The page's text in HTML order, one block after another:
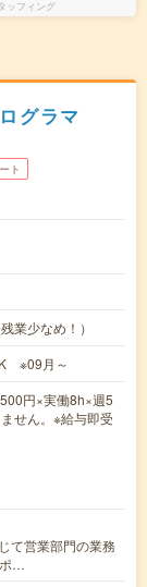
ッフィング
グラマ
ト
業少なめ！）
※09月～
円×実働8h×週5
せん。※給与即受
て営業部門の業務
ポ…